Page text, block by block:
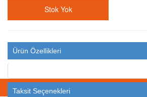
Stok Yok
Ürün Özellikleri
Taksit Seçenekleri